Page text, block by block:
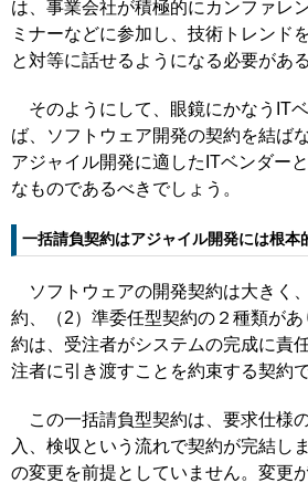
は、事業会社が積極的にカンファレ
ミナーなどに参加し、技術トレンド
と対等に話せるようになる必要があ
そのようにして、眼鏡にかなうIT
ば、ソフトウェア開発の契約を結ば
アジャイル開発に適したITベンダー
なものであるべきでしょう。
一括請負契約はアジャイル開発には根本
ソフトウェアの開発契約は大きく
約、（2）準委任型契約の２種類が
約は、受注者がシステムの完成に責
注者に引き渡すことを約束する契約で
この一括請負型契約は、要求仕様
入、検収という流れで契約が完結し
の変更を前提としていません。変更